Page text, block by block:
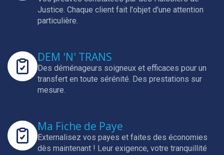
Justice. Chaque client fait l'objet d'une attention
particulière.
DEM 'N' TRANS
Des déménageurs soigneux et efficaces pour un
transfert en toute sérénité. Des prestations sur
mesure.
Ma Fiche de Paye
Externalisez vos payes et faites des économies
dès maintenant ! Leur exigence, votre tranquillité